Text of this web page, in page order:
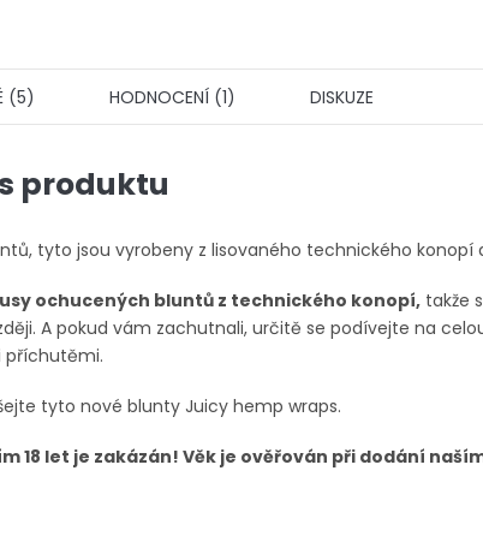
(5) HODNOCENÍ (1) DISKUZE
produktu
tyto jsou vyrobeny z lisovaného technického konopí
ochucených bluntů z technického konopí, takže
A pokud vám zachutnali, určitě se podívejte na
příchutěmi.
tyto nové blunty Juicy hemp wraps.
18 let je zakázán! Věk je ověřován při dodání